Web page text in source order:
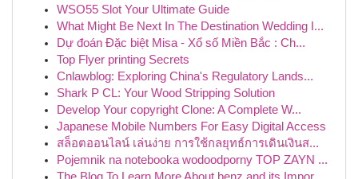
WSO55 Slot Your Ultimate Guide
What Might Be Next In The Destination Wedding I...
Dự đoán Đặc biệt Misa - Xổ số Miền Bắc : Ch...
Top Flyer printing Secrets
Cnlawblog: Exploring China's Regulatory Lands...
Shark P CL: Your Wood Stripping Solution
Develop Your copyright Clone: A Complete W...
Japanese Mobile Numbers For Easy Digital Access
สล็อตออนไลน์ เล่นง่าย การใช้กลยุทธ์การเดินเงินส...
Pojemnik na notebooka wodoodporny TOP ZAYN ...